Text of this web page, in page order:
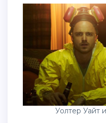
Уолтер Уайт